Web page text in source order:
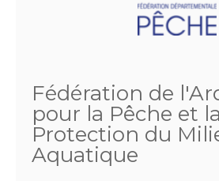
Fédération de
pour la Pêche et la
Protection du
Aquatique